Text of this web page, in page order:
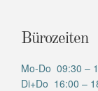
Bürozeiten
Mo-Do 09:30 –
Di+Do 16:00 –